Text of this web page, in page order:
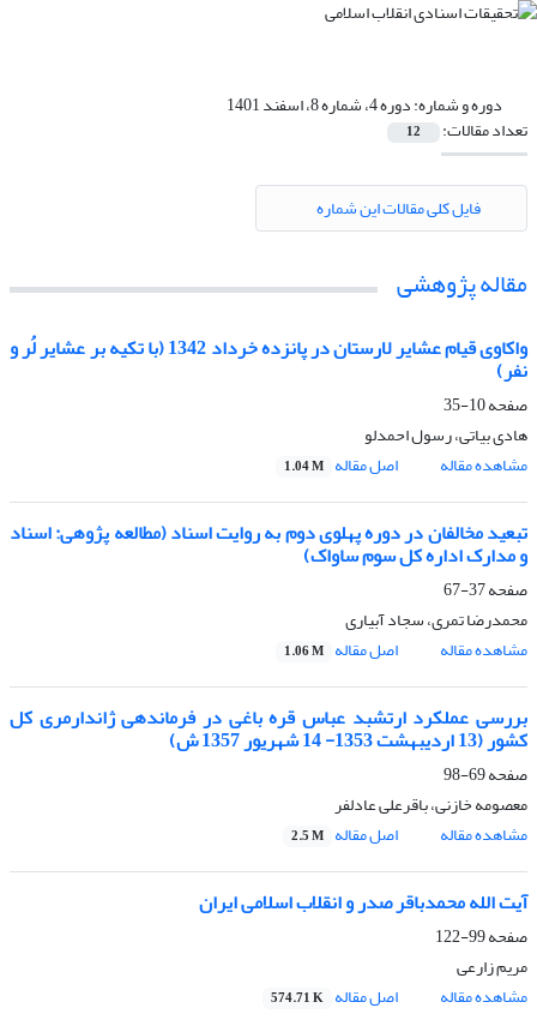
دوره و شماره:دوره 4، شماره 8، اسفند 1401
تعداد مقالات: 12
فایل کلی مقالات این شماره
مقاله پژوهشی
واکاوی قیام عشایر لارستان در پانزده خرداد 1342 (با تکیه بر عشایر لُر و
نفر)
صفحه10-35
هادی بیاتی، رسول احمدلو
مشاهده مقاله
اصل مقاله 1.04 M
تبعید مخالفان در دوره پهلوی دوم به روایت اسناد (مطالعه پژوهی: اسناد
و مدارک اداره کل سوم ساواک)
صفحه37-67
محمدرضا تمری، سجاد آبیاری
مشاهده مقاله
اصل مقاله 1.06 M
بررسی عملکرد ارتشبد عباس قره باغی در فرماندهی ژاندارمری کل
کشور (13 اردیبهشت 1353- 14 شهریور 1357 ش)
صفحه69-98
معصومه خازنی، باقرعلی عادلفر
مشاهده مقاله
اصل مقاله 2.5 M
آیت الله محمدباقر صدر و انقلاب اسلامی ایران
صفحه99-122
مریم زارعی
مشاهده مقاله
اصل مقاله 574.71 K